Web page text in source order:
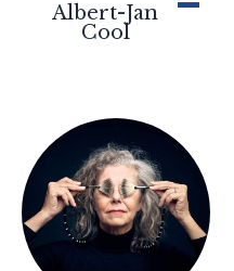
Albert-Jan
Cool